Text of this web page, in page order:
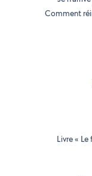
Comment
Livre «